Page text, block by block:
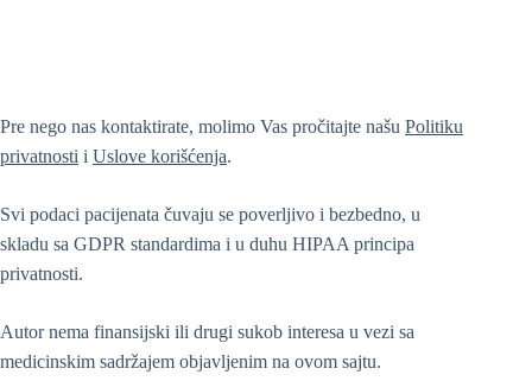
Pre nego nas kontaktirate, molimo Vas pročitajte našu Politiku
privatnosti i Uslove korišćenja.
Svi podaci pacijenata čuvaju se poverljivo i bezbedno, u
skladu sa GDPR standardima i u duhu HIPAA principa
privatnosti.
Autor nema finansijski ili drugi sukob interesa u vezi sa
medicinskim sadržajem objavljenim na ovom sajtu.